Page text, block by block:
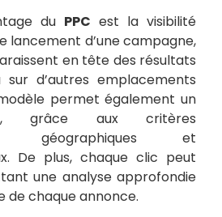
du PPC est la visibilité
lancement d’une campagne,
en tête des résultats
d’autres emplacements
permet également un
grâce aux critères
géographiques et
De plus, chaque clic peut
une analyse approfondie
de chaque annonce.